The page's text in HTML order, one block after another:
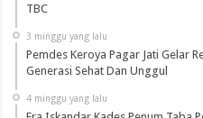
TBC
3 minggu yang lalu
Pemdes Keroya Pagar Jati Gelar
Generasi Sehat Dan Unggul
4 minggu yang lalu